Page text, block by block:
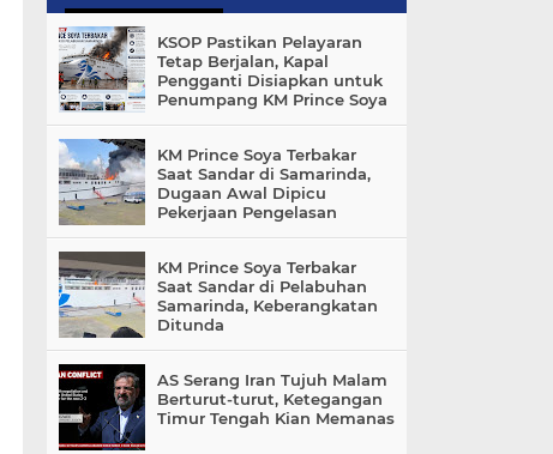
KSOP Pastikan Pelayaran
Tetap Berjalan, Kapal
Pengganti Disiapkan untuk
Penumpang KM Prince Soya
KM Prince Soya Terbakar
Saat Sandar di Samarinda,
Dugaan Awal Dipicu
Pekerjaan Pengelasan
KM Prince Soya Terbakar
Saat Sandar di Pelabuhan
Samarinda, Keberangkatan
Ditunda
AS Serang Iran Tujuh Malam
Berturut-turut, Ketegangan
Timur Tengah Kian Memanas